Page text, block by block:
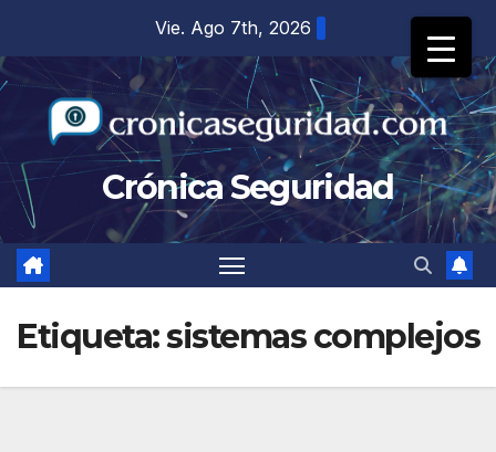
contenido
Vie. Ago 7th, 2026
Crónica Seguridad
Etiqueta:sistemas complejos